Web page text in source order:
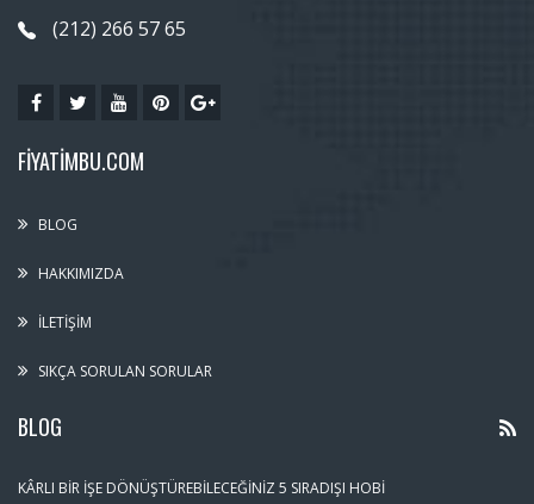
(212) 266 57 65
FIYATIMBU.COM
BLOG
HAKKIMIZDA
İLETIŞIM
SIKÇA SORULAN SORULAR
BLOG
KÂRLI BIR İŞE DÖNÜŞTÜREBILECEĞINIZ 5 SIRADIŞI HOBI